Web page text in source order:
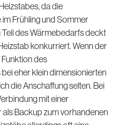
da die
Frühling und Sommer
des Wärmebedarfs deckt
konkurriert. Wenn der
Funktion des
eher klein dimensionierten
die Anschaffung selten. Bei
mit einer
Backup zum vorhandenen